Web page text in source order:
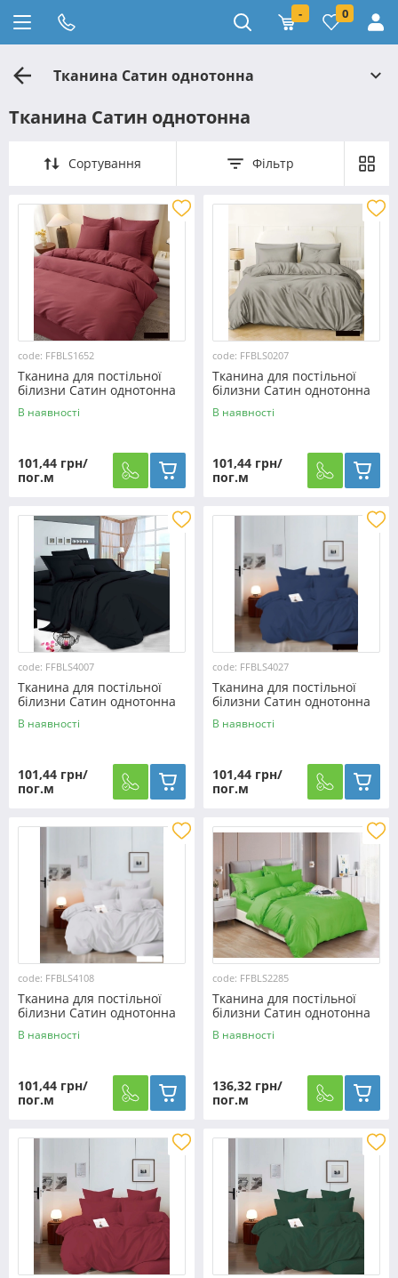
- 0
Тканина Сатин однотонна
Тканина Сатин однотонна
Сортування Фільтр
code: FFBLS1652
Тканина для постільної
білизни Сатин однотонна
S1652 (60м)
В наявності
101,44 грн/
пог.м
code: FFBLS0207
Тканина для постільної
білизни Сатин однотонна
S0207 (60м)
В наявності
101,44 грн/
пог.м
code: FFBLS4007
Тканина для постільної
білизни Сатин однотонна
S4007 (60м)
В наявності
101,44 грн/
пог.м
code: FFBLS4027
Тканина для постільної
білизни Сатин однотонна
S4027 (60м)
В наявності
101,44 грн/
пог.м
code: FFBLS4108
Тканина для постільної
білизни Сатин однотонна
S4108 (60м)
В наявності
101,44 грн/
пог.м
code: FFBLS2285
Тканина для постільної
білизни Сатин однотонна
S2285 (50м)
В наявності
136,32 грн/
пог.м